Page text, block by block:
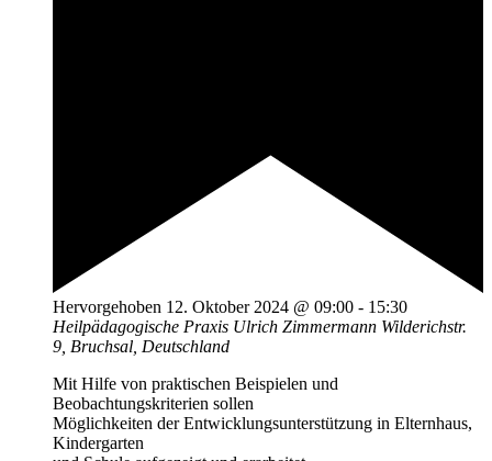
Hervorgehoben 12. Oktober 2024 @ 09:00 - 15:30
Heilpädagogische Praxis Ulrich Zimmermann Wilderichstr.
9, Bruchsal, Deutschland
Mit Hilfe von praktischen Beispielen und
Beobachtungskriterien sollen
Möglichkeiten der Entwicklungsunterstützung in Elternhaus,
Kindergarten